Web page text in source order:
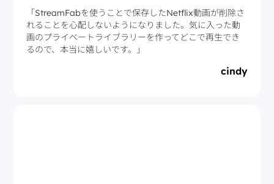
「StreamFabを使うことで保存したNetflix動画が削除さ
れることを心配しないようになりました。気に入った動
画のプライベートライブラリーを作ってどこで再生でき
るので、本当に嬉しいです。」
cindy